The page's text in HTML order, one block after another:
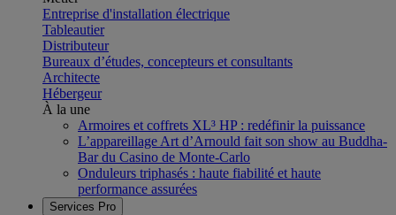
Entreprise d'installation électrique
Tableautier
Distributeur
Bureaux d’études, concepteurs et consultants
Architecte
Hébergeur
À la une
Armoires et coffrets XL³ HP : redéfinir la puissance
L’appareillage Art d’Arnould fait son show au Buddha-
Bar du Casino de Monte-Carlo
Onduleurs triphasés : haute fiabilité et haute
performance assurées
Services Pro